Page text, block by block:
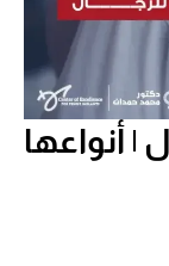
| أنواعها